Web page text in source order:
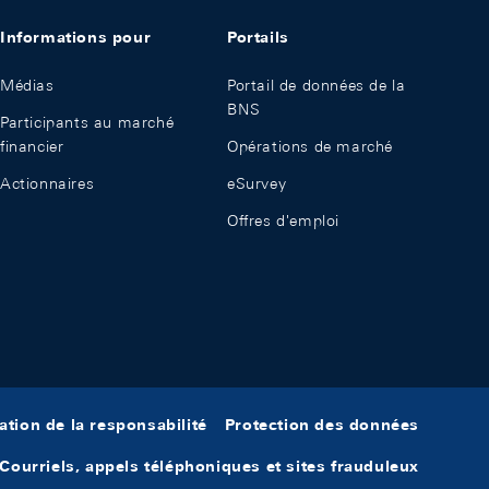
Informations pour
Médias
Participants au marché
financier
Actionnaires
Portails
Portail de données de la
BNS
Opérations de marché
eSurvey
Offres d'emploi
de la responsabilité Protection des données
Courriels, appels téléphoniques et sites frauduleux